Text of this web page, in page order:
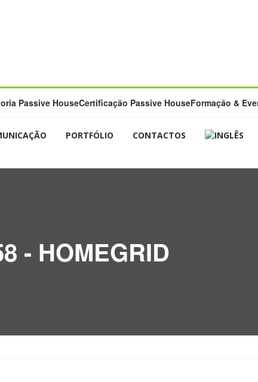
Passive HouseCertificação Passive HouseFormação &
PORTFÓLIO CONTACTOS
- HOMEGRID